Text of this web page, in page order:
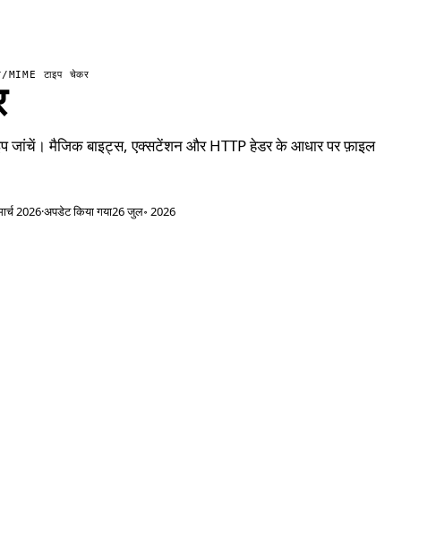
/MIME टाइप चेकर
जांचें। मैजिक बाइट्स, एक्सटेंशन और HTTP हेडर के आधार पर फ़ाइल
2026·अपडेट किया गया26 जुल॰ 2026